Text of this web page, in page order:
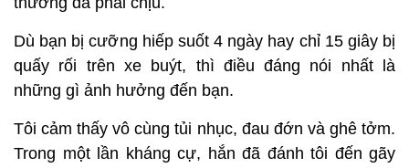
Dù bạn bị cưỡng hiếp suốt 4 ngày hay chỉ 15 giây bị
quấy rối trên xe buýt, thì điều đáng nói nhất là
những gì ảnh hưởng đến bạn.
Tôi cảm thấy vô cùng tủi nhục, đau đớn và ghê tởm.
Trong một lần kháng cự, hắn đã đánh tôi đến gãy